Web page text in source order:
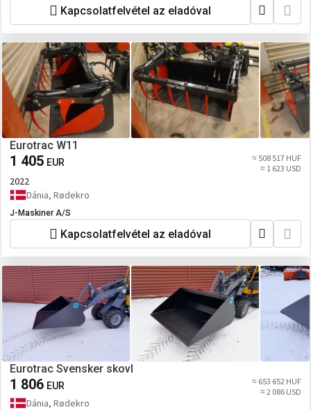
Kapcsolatfelvétel az eladóval
Eurotrac W11
1 405 EUR
≈ 508 517 HUF
≈ 1 623 USD
2022
Dánia, Rødekro
J-Maskiner A/S
Kapcsolatfelvétel az eladóval
Eurotrac Svensker skovl
1 806 EUR
≈ 653 652 HUF
≈ 2 086 USD
Dánia, Rødekro